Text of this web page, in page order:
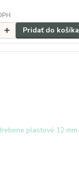
Pridať do košíka